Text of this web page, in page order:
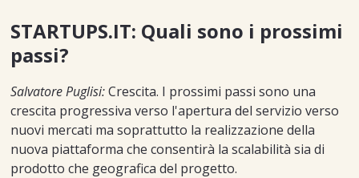
STARTUPS.IT: Quali sono i prossimi
passi?
Salvatore Puglisi:Crescita. I prossimi passi sono una
crescita progressiva verso l'apertura del servizio verso
nuovi mercati ma soprattutto la realizzazione della
nuova piattaforma che consentirà la scalabilità sia di
prodotto che geografica del progetto.